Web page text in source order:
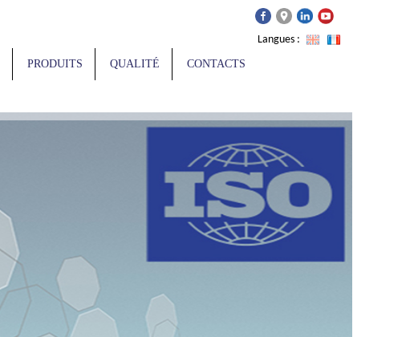
Langues :
PRODUITS QUALITÉ CONTACTS